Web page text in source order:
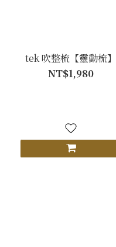
tek 吹整梳【靈動梳】
NT$1,980